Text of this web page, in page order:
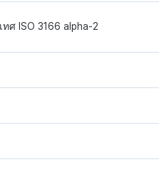
ศ ISO 3166 alpha-2